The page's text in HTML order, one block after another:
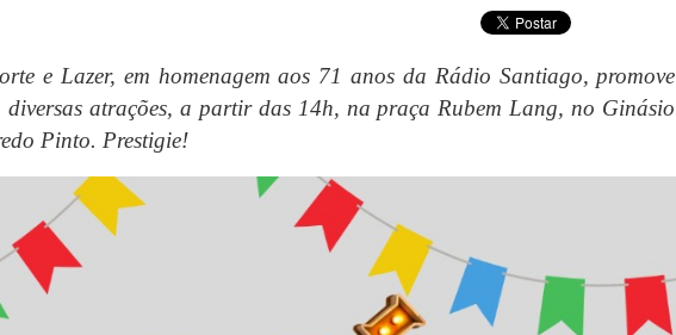
e Lazer, em homenagem aos 71 anos da Rádio Santiago, promove
atrações, a partir das 14h, na praça Rubem Lang, no Ginásio
Pinto. Prestigie!